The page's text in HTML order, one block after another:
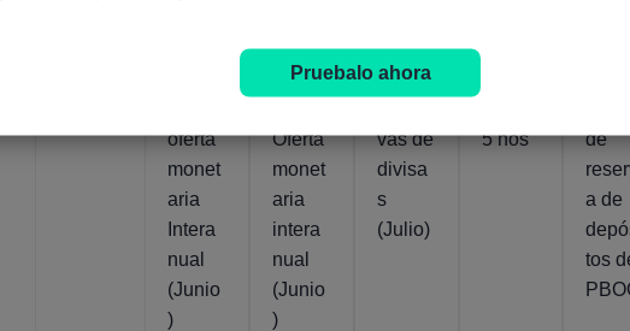
oferta
monet
aria
Intera
nual
(Junio
)
contin
ental
Oferta
monet
aria
intera
nual
(Junio
)
contin
ental
vas de
divisa
s
(Julio)
5 ños
de
a de
tos
Pruebalo ahora